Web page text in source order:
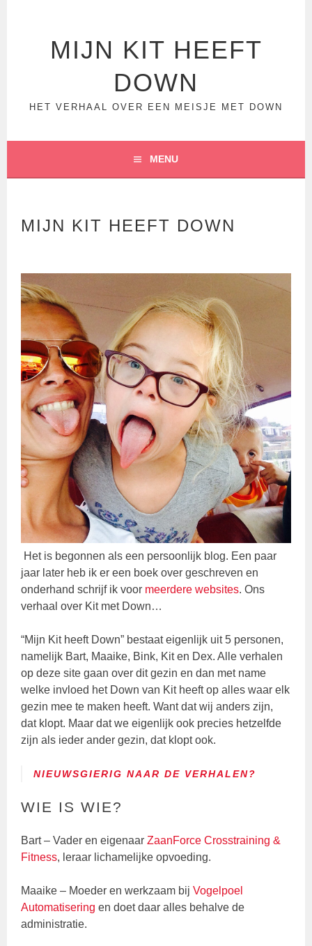
MIJN KIT HEEFT
DOWN
HET VERHAAL OVER EEN MEISJE MET DOWN
MENU
MIJN KIT HEEFT DOWN
Het is begonnen als een persoonlijk blog. Een paar
jaar later heb ik er een boek over geschreven en
onderhand schrijf ik voor meerdere websites. Ons
verhaal over Kit met Down…
“Mijn Kit heeft Down” bestaat eigenlijk uit 5 personen,
namelijk Bart, Maaike, Bink, Kit en Dex. Alle verhalen
op deze site gaan over dit gezin en dan met name
welke invloed het Down van Kit heeft op alles waar elk
gezin mee te maken heeft. Want dat wij anders zijn,
dat klopt. Maar dat we eigenlijk ook precies hetzelfde
zijn als ieder ander gezin, dat klopt ook.
NIEUWSGIERIG NAAR DE VERHALEN?
WIE IS WIE?
Bart – Vader en eigenaarZaanForce Crosstraining &
Fitness, leraar lichamelijke opvoeding.
Maaike – Moeder en werkzaam bij Vogelpoel
Automatisering en doet daar alles behalve de
administratie.